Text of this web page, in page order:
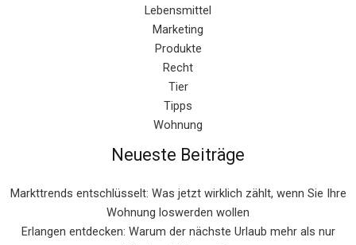
Lebensmittel
Marketing
Produkte
Recht
Tier
Tipps
Wohnung
Neueste Beiträge
Markttrends entschlüsselt: Was jetzt wirklich zählt, wenn Sie Ihre
Wohnung loswerden wollen
Erlangen entdecken: Warum der nächste Urlaub mehr als nur